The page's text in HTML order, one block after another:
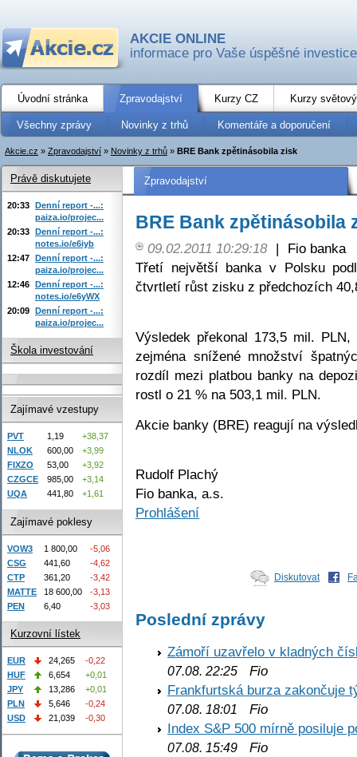
AKCIE ONLINE
informace pro Vaše úspěšné investice
Úvodní stránka Zpravodajství Kurzy CZ Kurzy
Všechny zprávy Novinky z trhů Komentáře a doporučení
Akcie.cz » Zpravodajství » Novinky z trhů » BRE Bank zpětinásobila zisk
Zpravodajství
BRE Bank zpětinásobila
09.02.2011 10:29:18 |
Fio banka
Třetí největší banka v Polsku
čtvrtletí růst zisku z předchozích
Výsledek překonal 173,5 mil.
zejména snížené množství
rozdíl mezi platbou banky na
rostl o 21 % na 503,1 mil. PLN.
Akcie banky (BRE) reagují na
Rudolf Plachý
Fio banka, a.s.
Prohlášení
Diskutovat
Poslední zprávy
Zámoří uzavřelo v kladných
07.08. 22:25 Fio
Frankfurtská burza zakončuje
07.08. 18:01
Fio
Index S&P 500 mírně posiluje
07.08. 15:49 Fio
Právě diskutujete
20:33 Denní report -...:
paiza.io/projec...
20:33 Denní report -...:
notes.io/e6iyb
12:47 Denní report -...:
paiza.io/projec...
12:46 Denní report -...:
notes.io/e6yWX
20:09 Denní report -...:
paiza.io/projec...
Škola investování
Zajímavé vzestupy
PVT 1,19
+38,37
NLOK
600,00
+3,99
FIXZO
53,00
+3,92
CZGCE
985,00
+3,14
UQA
441,80 +1,61
Zajímavé poklesy
VOW3 1 800,00
-5,06
CSG
441,60
-4,62
CTP
361,20
-3,42
MATTE
18 600,00
-3,13
PEN
6,40 -3,03
Kurzovní lístek
EUR 24,265
-0,22
HUF
6,654
+0,01
JPY
13,286
+0,01
PLN
5,646
-0,24
USD
21,039 -0,30